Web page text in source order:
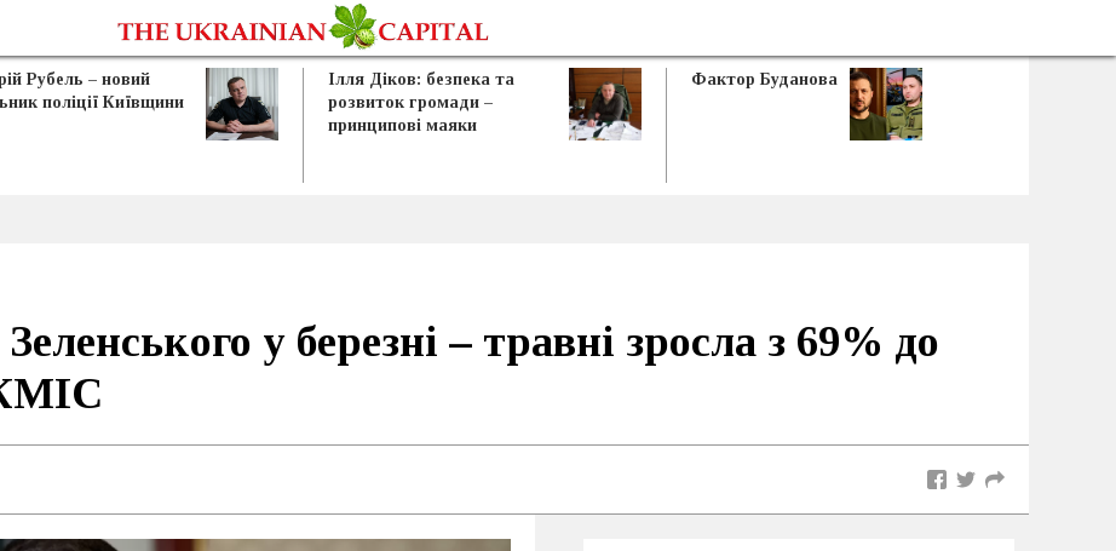
Рубель – новий
поліції Київщини
Ілля Діков: безпека та
розвиток громади –
принципові маяки
Фактор Буданова
у березні – травні зросла з 69% до